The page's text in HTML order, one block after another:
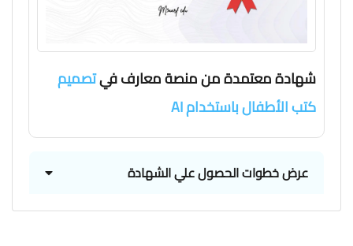
شهادة معتمدة من منصة معارف فيتصميم
كتب الأطفال باستخدام AI
عرض خطوات الحصول علي الشهادة